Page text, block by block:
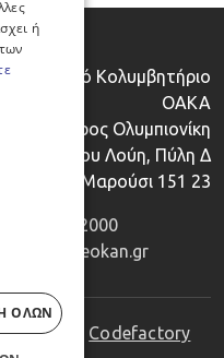
Κλειστό Κολυμβητήριο
ΟΑΚΑ
Λεωφόρος Ολυμπιονίκη
Σπύρου Λούη, Πύλη Δ
Μαρούσι 151 23
2106832000
info@eokan.gr
by Codefactory
ή
ΌΛΩΝ